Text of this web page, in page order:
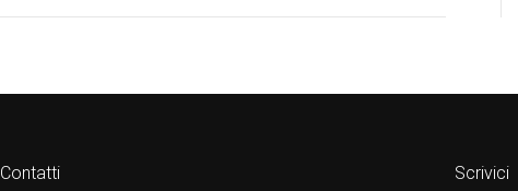
Contatti Scrivici